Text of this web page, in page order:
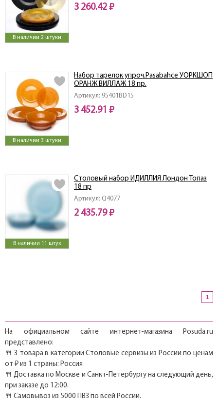
В наличии 2 штуки
3 260.42 ₽
В наличии 3 штуки
Артикул: 95401BD15
Набор тарелок упроч.Pasabahce УОРКШОП
ОРАНЖ ВИЛЛАЖ 18 пр.
3 452.91 ₽
В наличии 11 штук
Артикул: Q4077
Столовый набор ИДИЛЛИЯ Лондон Топаз
18 пр
2 435.79 ₽
1
На официальном сайте интернет-магазина Posuda.ru
представлено:
🍴 3 товара в категории Столовые сервизы из России по ценам
от ₽ из 1 страны: Россия
🍴 Доставка по Москве и Санкт-Петербургу на следующий день,
при заказе до 12:00.
🍴 Самовывоз из 5000 ПВЗ по всей России.